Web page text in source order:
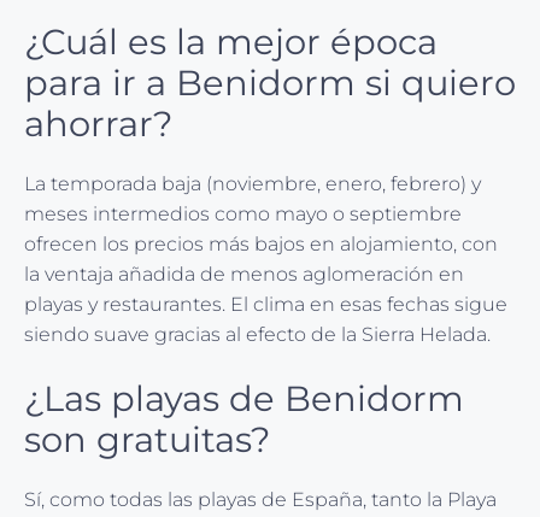
¿Cuál es la mejor época
para ir a Benidorm si quiero
ahorrar?
La temporada baja (noviembre, enero, febrero) y
meses intermedios como mayo o septiembre
ofrecen los precios más bajos en alojamiento, con
la ventaja añadida de menos aglomeración en
playas y restaurantes. El clima en esas fechas sigue
siendo suave gracias al efecto de la Sierra Helada.
¿Las playas de Benidorm
son gratuitas?
Sí, como todas las playas de España, tanto la Playa